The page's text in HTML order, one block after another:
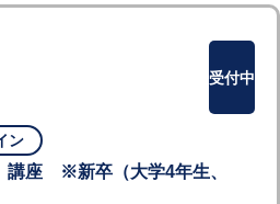
ン
講座 ※新卒（大学4年生、
受付中